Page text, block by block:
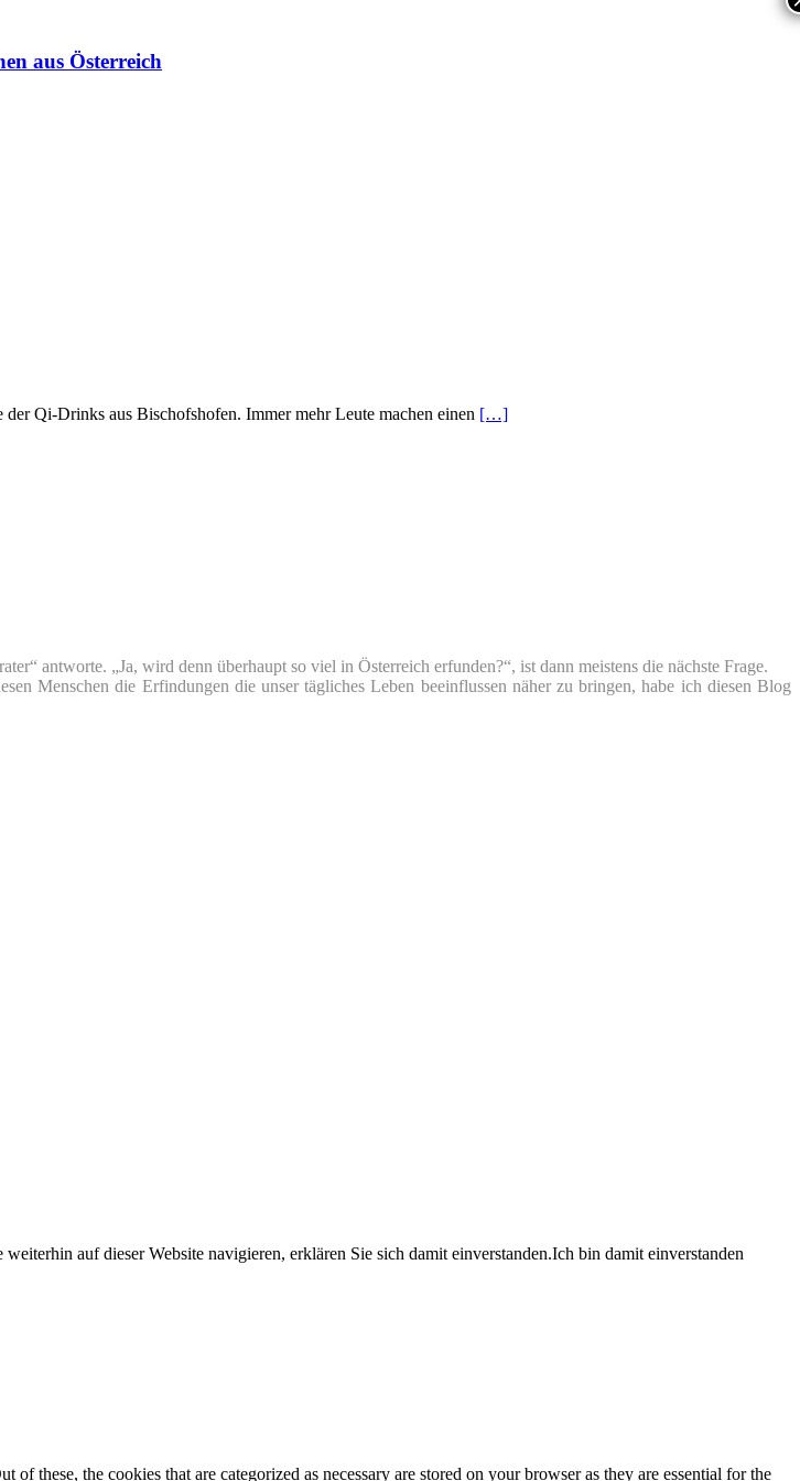
aus Österreich
Qi-Drinks aus Bischofshofen. Immer mehr Leute machen einen […]
antworte. „Ja, wird denn überhaupt so viel in Österreich erfunden?“, ist dann meistens die nächste Frage.
Menschen die Erfindungen die unser tägliches Leben beeinflussen näher zu bringen, habe ich diesen Blog
auf dieser Website navigieren, erklären Sie sich damit einverstanden.Ich bin damit einverstanden
these, the cookies that are categorized as necessary are stored on your browser as they are essential for the